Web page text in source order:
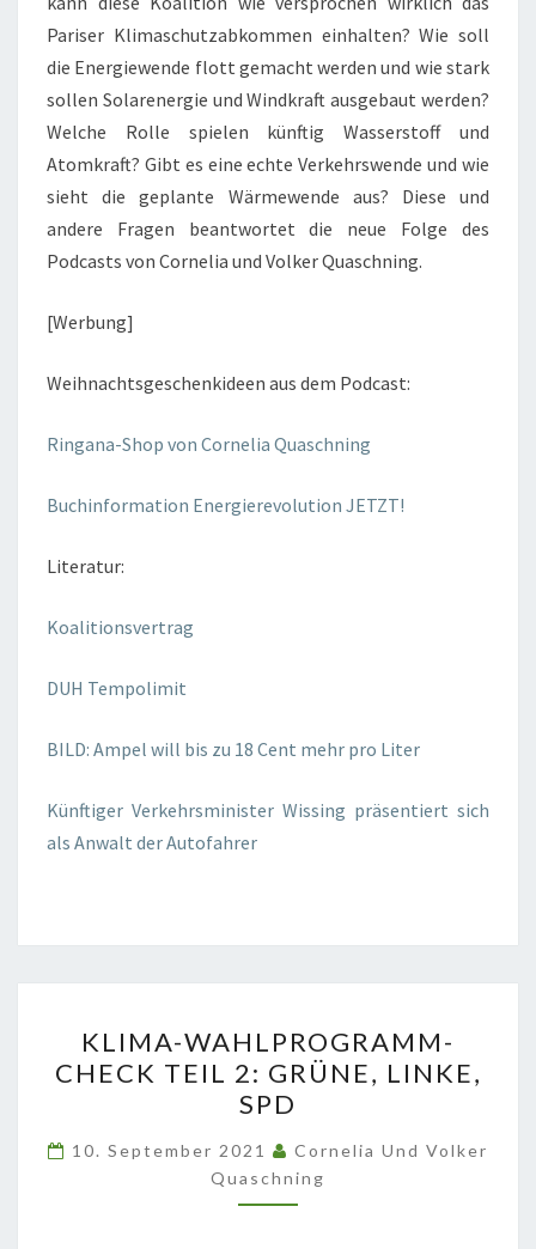
Pariser Klimaschutzabkommen einhalten? Wie soll
die Energiewende flott gemacht werden und wie stark
sollen Solarenergie und Windkraft ausgebaut werden?
Welche Rolle spielen künftig Wasserstoff und
Atomkraft? Gibt es eine echte Verkehrswende und wie
sieht die geplante Wärmewende aus? Diese und
andere Fragen beantwortet die neue Folge des
Podcasts von Cornelia und Volker Quaschning.
[Werbung]
Weihnachtsgeschenkideen aus dem Podcast:
Ringana-Shop von Cornelia Quaschning
Buchinformation Energierevolution JETZT!
Literatur:
Koalitionsvertrag
DUH Tempolimit
BILD: Ampel will bis zu 18 Cent mehr pro Liter
Künftiger Verkehrsminister Wissing präsentiert sich
als Anwalt der Autofahrer
WAHLPROGRAMM-
CHECK
TEIL
2:
GRÜNE,
LINKE,
KLIMA-WAHLPROGRAMM-
CHECK TEIL 2: GRÜNE, LINKE,
SPD
10. September 2021
Cornelia Und Volker
Quaschning